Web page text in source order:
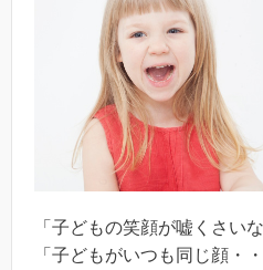
「子どもの笑顔が嘘くさい
「子どもがいつも同じ顔・・